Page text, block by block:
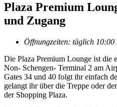
Plaza Premium
und Zugang
Öffnungzeiten: täglich
Die Plaza Premium Lounge ist die
Non- Schengen- Terminal 2 am
Gates 34 und 40 folgt ihr einfach
gelangt ihr über die Treppe oder
der Shopping Plaza.